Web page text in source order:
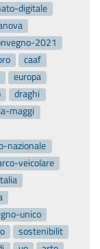
digitale
2021
caaf
europa
draghi
maggi
nazionale
veicolare
unico
sostenibilit